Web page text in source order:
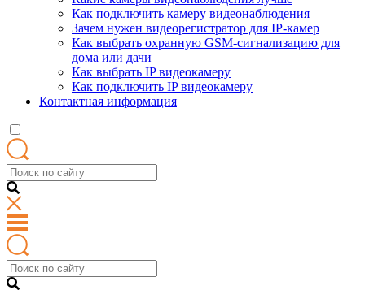
Как подключить камеру видеонаблюдения
Зачем нужен видеорегистратор для IP-камер
Как выбрать охранную GSM-сигнализацию для
дома или дачи
Как выбрать IP видеокамеру
Как подключить IP видеокамеру
Контактная информация